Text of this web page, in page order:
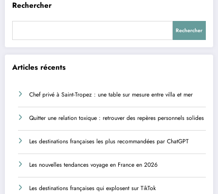
Rechercher
Rechercher
Articles récents
Chef privé à Saint-Tropez : une table sur mesure entre villa et mer
Quitter une relation toxique : retrouver des repères personnels solides
Les destinations françaises les plus recommandées par ChatGPT
Les nouvelles tendances voyage en France en 2026
Les destinations françaises qui explosent sur TikTok